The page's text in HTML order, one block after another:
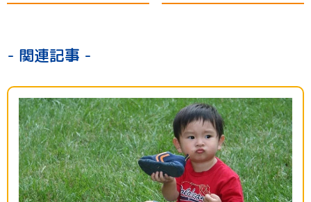
- 関連記事 -